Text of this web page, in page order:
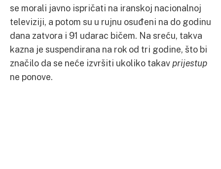
se morali javno ispričati na iranskoj nacionalnoj
televiziji, a potom su u rujnu osuđeni na do godinu
dana zatvora i 91 udarac bičem. Na sreću, takva
kazna je suspendirana na rok od tri godine, što bi
značilo da se neće izvršiti ukoliko takav prijestup
ne ponove.